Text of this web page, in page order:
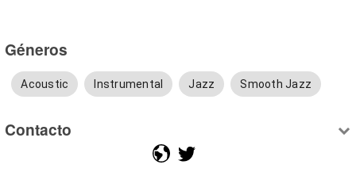
Géneros
Acoustic Instrumental Jazz Smooth Jazz
Contacto